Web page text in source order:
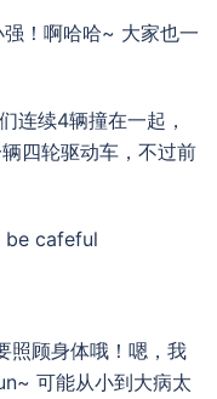
！啊哈哈~ 大家也一
连续4辆撞在一起，
四轮驱动车，不过前
be cafeful
照顾身体哦！嗯，我
可能从小到大病太